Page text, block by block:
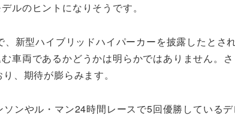
ルのヒントになりそうです。
新型ハイブリッドハイパーカーを披露したとさ
車両であるかどうかは明らかではありません。
、期待が膨らみます。
ンやル・マン24時間レースで5回優勝している